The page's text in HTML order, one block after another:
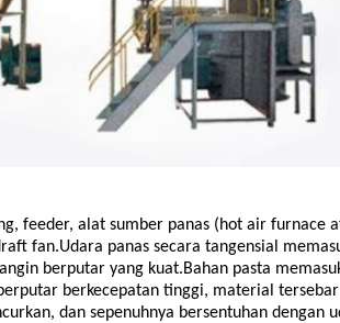
feeder, alat sumber panas (hot air furnace
fan.Udara panas secara tangensial
berputar yang kuat.Bahan pasta
berkecepatan tinggi, material
dan sepenuhnya bersentuhan dengan